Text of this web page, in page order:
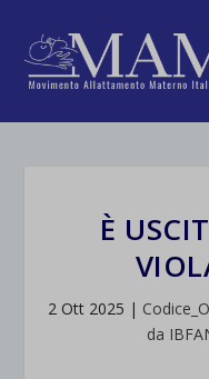
È
2 Ott 2025 |
da